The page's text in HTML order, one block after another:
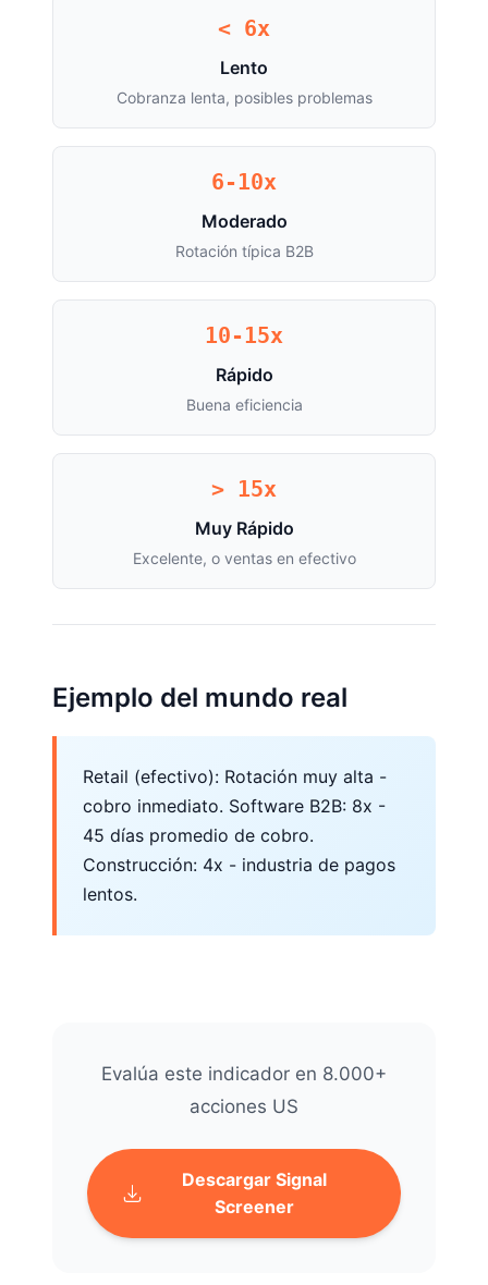
< 6x
Lento
Cobranza lenta, posibles problemas
6-10x
Moderado
Rotación típica B2B
10-15x
Rápido
Buena eficiencia
> 15x
Muy Rápido
Excelente, o ventas en efectivo
Ejemplo del mundo real
Retail (efectivo): Rotación muy alta -
cobro inmediato. Software B2B: 8x -
45 días promedio de cobro.
Construcción: 4x - industria de pagos
lentos.
Evalúa este indicador en 8.000+
acciones US
Descargar Signal
Screener